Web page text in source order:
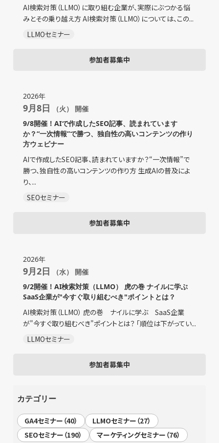
AI検索対策（LLMO）に取り組む企業が、実際にぶつかる悩
みとその乗り越え方 AI検索対策（LLMO）については、この...
LLMOセミナー
参加者募集中
2026年
9月8日 （火） 開催
9/8開催！AIで作成したSEO記事、読まれています
か？“一次情報”で勝つ、独自性の高いコンテンツの作り
方ウェビナー
AIで作成したSEO記事、読まれていますか？“一次情報”で
勝つ、独自性の高いコンテンツの作り方 生成AIの普及によ
り、...
SEOセミナー
参加者募集中
2026年
9月2日 （水） 開催
9/2開催！AI検索対策（LLMO） 虎の巻 ナイルに学ぶ
SaaS企業が"今すぐ取り組むべき"ポイントとは？
AI検索対策（LLMO） 虎の巻 ナイルに学ぶ SaaS企業
が"今すぐ取り組むべき"ポイントとは？ 「順位は下がってい...
LLMOセミナー
参加者募集中
カテゴリー
GA4セミナー（40）
LLMOセミナー（27）
SEOセミナー（190）
マーケティングセミナー（76）